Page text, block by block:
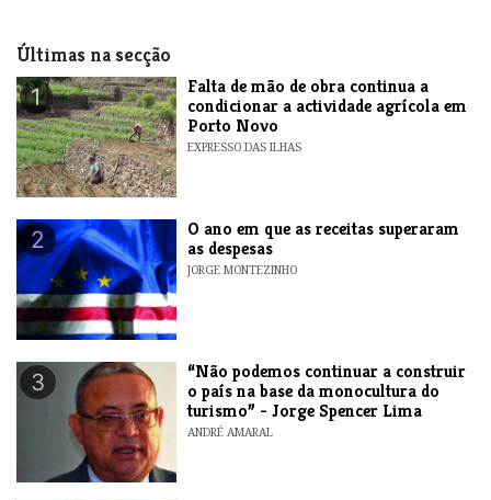
Últimas na secção
1
Falta de mão de obra continua a
condicionar a actividade agrícola em
Porto Novo
EXPRESSO DAS ILHAS
2
O ano em que as receitas superaram
as despesas
JORGE MONTEZINHO
3
“Não podemos continuar a construir
o país na base da monocultura do
turismo” - Jorge Spencer Lima
ANDRÉ AMARAL